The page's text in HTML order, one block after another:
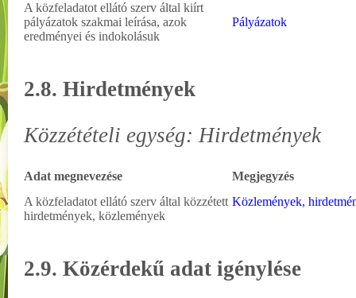
A közfeladatot ellátó szerv által kiírt
pályázatok szakmai leírása, azok
eredményei és indokolásuk
Pályázatok
2.8. Hirdetmények
Közzétételi egység: Hirdetmények
Adat megnevezése
Megjegyzés
A közfeladatot ellátó szerv által közzétett
hirdetmények, közlemények
Közlemények,
2.9. Közérdekű adat igénylése